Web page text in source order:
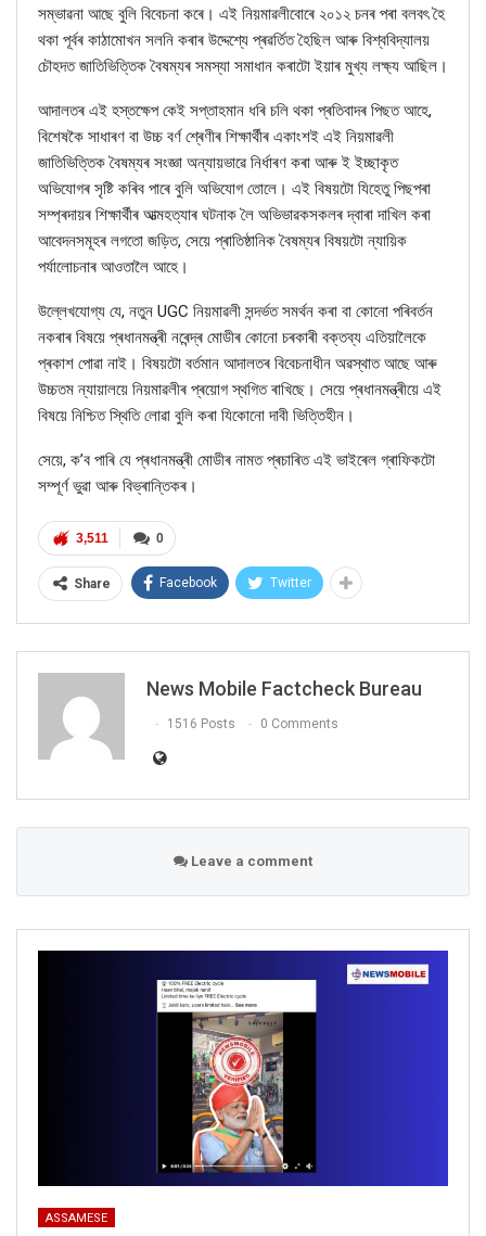
সম্ভাৱনা আছে বুলি বিবেচনা কৰে। এই নিয়মাৱলীবোৰে ২০১২ চনৰ পৰা বলবৎ হৈ
থকা পূৰ্বৰ কাঠামোখন সলনি কৰাৰ উদ্দেশ্যে প্ৰৱৰ্তিত হৈছিল আৰু বিশ্ববিদ্যালয়
চৌহদত জাতিভিত্তিক বৈষম্যৰ সমস্যা সমাধান কৰাটো ইয়াৰ মুখ্য লক্ষ্য আছিল।
আদালতৰ এই হস্তক্ষেপ কেই সপ্তাহমান ধৰি চলি থকা প্ৰতিবাদৰ পিছত আহে,
বিশেষকৈ সাধাৰণ বা উচ্চ বৰ্ণ শ্ৰেণীৰ শিক্ষাৰ্থীৰ একাংশই এই নিয়মাৱলী
জাতিভিত্তিক বৈষম্যৰ সংজ্ঞা অন্যায়ভাৱে নিৰ্ধাৰণ কৰা আৰু ই ইচ্ছাকৃত
অভিযোগৰ সৃষ্টি কৰিব পাৰে বুলি অভিযোগ তোলে। এই বিষয়টো যিহেতু পিছপৰা
সম্প্ৰদায়ৰ শিক্ষাৰ্থীৰ আত্মহত্যাৰ ঘটনাক লৈ অভিভাৱকসকলৰ দ্বাৰা দাখিল কৰা
আবেদনসমূহৰ লগতো জড়িত, সেয়ে প্ৰাতিষ্ঠানিক বৈষম্যৰ বিষয়টো ন্যায়িক
পৰ্যালোচনাৰ আওতালৈ আহে।
উল্লেখযোগ্য যে, নতুন UGC নিয়মাৱলী সন্দৰ্ভত সমৰ্থন কৰা বা কোনো পৰিবর্তন
নকৰাৰ বিষয়ে প্ৰধানমন্ত্ৰী নৰেন্দ্ৰ মোডীৰ কোনো চৰকাৰী বক্তব্য এতিয়ালৈকে
প্ৰকাশ পোৱা নাই। বিষয়টো বৰ্তমান আদালতৰ বিবেচনাধীন অৱস্থাত আছে আৰু
উচ্চতম ন্যায়ালয়ে নিয়মাৱলীৰ প্ৰয়োগ স্থগিত ৰাখিছে। সেয়ে প্ৰধানমন্ত্ৰীয়ে এই
বিষয়ে নিশ্চিত স্থিতি লোৱা বুলি কৰা যিকোনো দাবী ভিত্তিহীন।
সেয়ে, ক’ব পাৰি যে প্ৰধানমন্ত্ৰী মোডীৰ নামত প্ৰচাৰিত এই ভাইৰেল গ্ৰাফিকটো
সম্পূৰ্ণ ভুৱা আৰু বিভ্ৰান্তিকৰ।
0
3,511
Share Facebook Twitter
News Mobile Factcheck Bureau
1516 Posts 0 Comments
Leave a comment
ASSAMESE